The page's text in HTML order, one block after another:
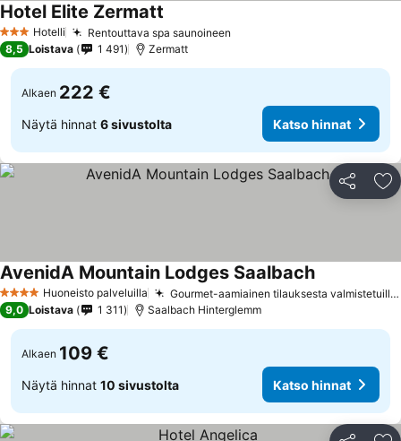
3 Tähtiluokitus
Hotelli Rentouttava spa saunoineen
Hotel Elite Zermatt
8,5 Loistava 1 491 Zermatt
Alkaen 222 €
Näytä hinnat 6 sivustolta Katso hinnat
Jaa
4 TähtiluokitusHuoneisto palveluilla Gourmet-aamiainen tilauksesta valmistetuilla munilla
AvenidA Mountain Lodges SaalbachKatso hinnat
9,0 Loistava 1 311 Saalbach Hinterglemm
Alkaen 109 €
Näytä hinnat 10 sivustolta Katso hinnat